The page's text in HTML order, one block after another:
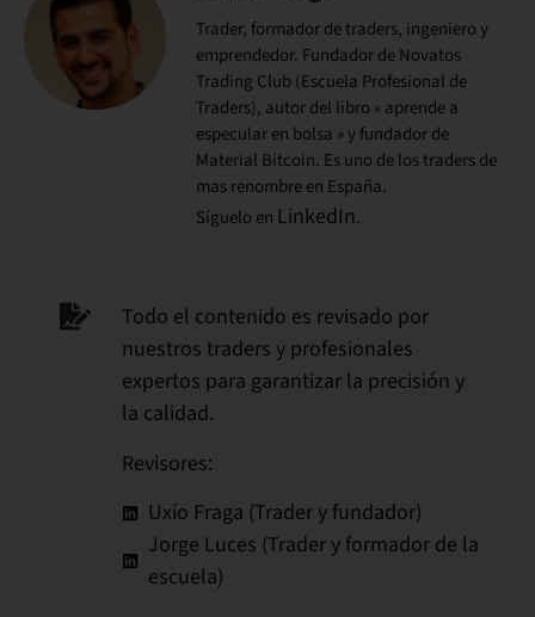
Trader, formador de traders, ingeniero y
emprendedor. Fundador de Novatos
Trading Club (Escuela Profesional de
Traders), autor del libro « aprende a
especular en bolsa » y fundador de
Material Bitcoin. Es uno de los traders de
mas renombre en España.
Síguelo en LinkedIn.
Todo el contenido es revisado por
nuestros traders y profesionales
expertos para garantizar la precisión y
la calidad.
Revisores:
Uxío Fraga (Trader y fundador)
Jorge Luces (Trader y formador de la
escuela)